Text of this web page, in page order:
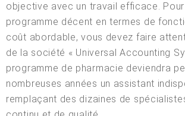
objective avec un travail efficace.
programme décent en termes de
coût abordable, vous devez faire
de la société « Universal Accounting
programme de pharmacie deviendra
nombreuses années un assistant
remplaçant des dizaines de